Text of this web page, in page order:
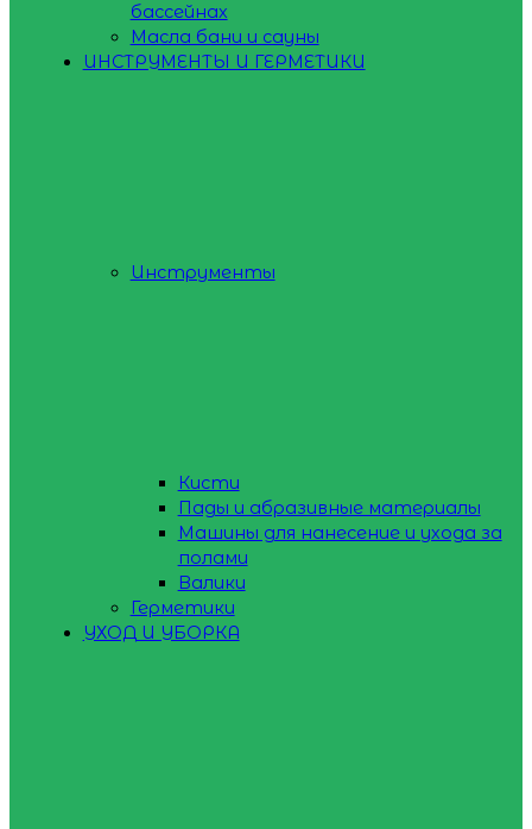
бассейнах
Масла бани и сауны
ИНСТРУМЕНТЫ И ГЕРМЕТИКИ
Инструменты
Кисти
Пады и абразивные материалы
Машины для нанесение и ухода за
полами
Валики
Герметики
УХОД И УБОРКА